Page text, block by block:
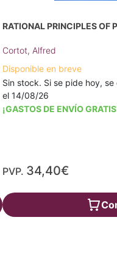
RATIONAL PRINCIPLES OF
Cortot, Alfred
Disponible en breve
Sin stock. Si se pide hoy,
el 14/08/26
¡GASTOS DE ENVÍO
PVP. 34,40€